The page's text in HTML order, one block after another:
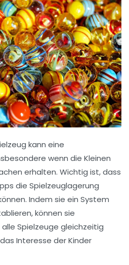
kann eine
wenn die Kleinen
erhalten. Wichtig ist, dass
die Spielzeuglagerung
Indem sie ein System
können sie
Spielzeuge gleichzeitig
Interesse der Kinder